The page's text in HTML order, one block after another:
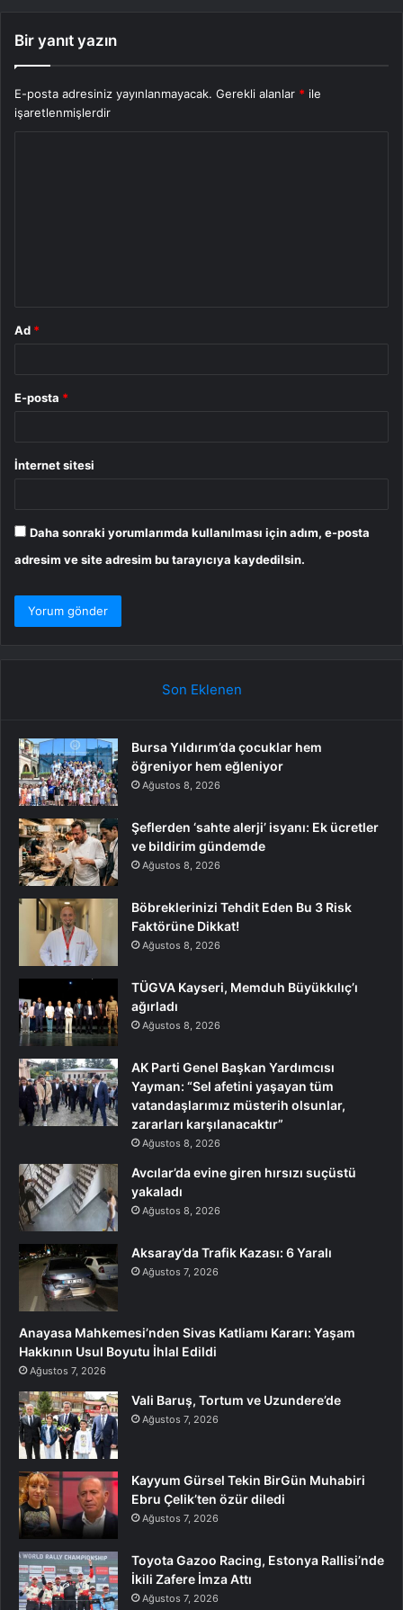
Bir yanıt yazın
E-posta adresiniz yayınlanmayacak. Gerekli alanlar * ile
işaretlenmişlerdir
Ad *
E-posta *
İnternet sitesi
Daha sonraki yorumlarımda kullanılması için adım, e-posta
adresim ve site adresim bu tarayıcıya kaydedilsin.
Son Eklenen
Bursa Yıldırım’da çocuklar hem
öğreniyor hem eğleniyor
Ağustos 8, 2026
Şeflerden ‘sahte alerji’ isyanı: Ek ücretler
ve bildirim gündemde
Ağustos 8, 2026
Böbreklerinizi Tehdit Eden Bu 3 Risk
Faktörüne Dikkat!
Ağustos 8, 2026
TÜGVA Kayseri, Memduh Büyükkılıç’ı
ağırladı
Ağustos 8, 2026
AK Parti Genel Başkan Yardımcısı
Yayman: “Sel afetini yaşayan tüm
vatandaşlarımız müsterih olsunlar,
zararları karşılanacaktır”
Ağustos 8, 2026
Avcılar’da evine giren hırsızı suçüstü
yakaladı
Ağustos 8, 2026
Aksaray’da Trafik Kazası: 6 Yaralı
Ağustos 7, 2026
Anayasa Mahkemesi’nden Sivas Katliamı Kararı: Yaşam
Hakkının Usul Boyutu İhlal Edildi
Ağustos 7, 2026
Vali Baruş, Tortum ve Uzundere’de
Ağustos 7, 2026
Kayyum Gürsel Tekin BirGün Muhabiri
Ebru Çelik’ten özür diledi
Ağustos 7, 2026
Toyota Gazoo Racing, Estonya Rallisi’nde
İkili Zafere İmza Attı
Ağustos 7, 2026